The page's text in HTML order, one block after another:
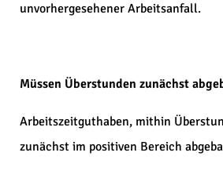
unvorhergesehener Arbeitsanfall.
Müssen Überstunden zunächst
Arbeitszeitguthaben, mithin
zunächst im positiven Bereich